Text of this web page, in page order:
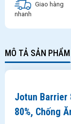
Giao hàng
nhanh
MÔ TẢ SẢN PHẨM
Jotun Barrier
80%, Chống